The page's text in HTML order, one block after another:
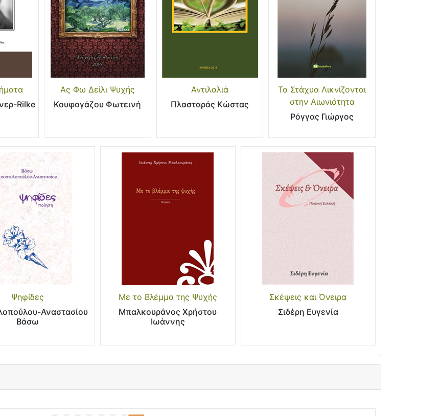
Rilke
Ας Φω Δείλι Ψυχής
Κουφογάζου Φωτεινή
Αντιλαλιά
Πλασταράς Κώστας
Τα Στάχυα Λικνίζονται
στην Αιωνιότητα
Ρόγγας Γιώργος
Ψηφίδες
Αναστασίου
Βάσω
Με το Βλέμμα της Ψυχής
Μπαλκουράνος Χρήστου
Ιωάννης
Σκέψεις και Όνειρα
Σιδέρη Ευγενία